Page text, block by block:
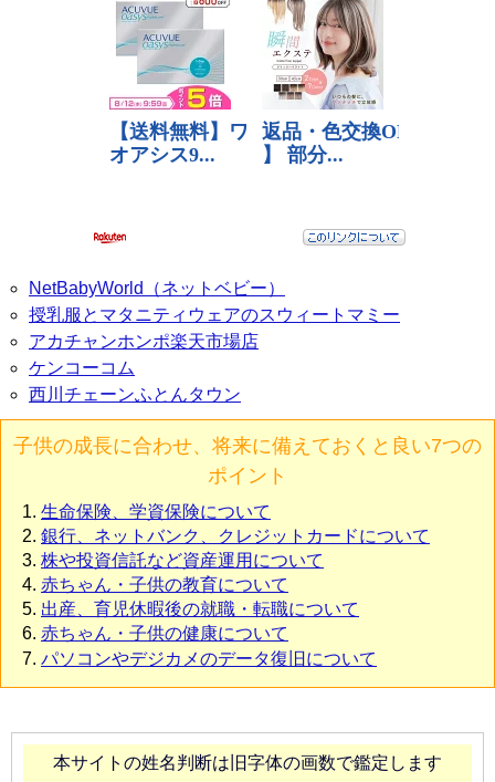
NetBabyWorld（ネットベビー）
授乳服とマタニティウェアのスウィートマミー
アカチャンホンポ楽天市場店
ケンコーコム
西川チェーンふとんタウン
子供の成長に合わせ、将来に備えておくと良い7つの
ポイント
生命保険、学資保険について
銀行、ネットバンク、クレジットカードについて
株や投資信託など資産運用について
赤ちゃん・子供の教育について
出産、育児休暇後の就職・転職について
赤ちゃん・子供の健康について
パソコンやデジカメのデータ復旧について
本サイトの姓名判断は旧字体の画数で鑑定します